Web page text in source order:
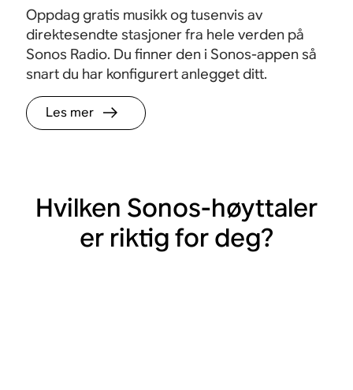
Oppdag gratis musikk og tusenvis av
direktesendte stasjoner fra hele verden på
Sonos Radio. Du finner den i Sonos-appen så
snart du har konfigurert anlegget ditt.
Les mer
Hvilken Sonos-høyttaler
er riktig for deg?